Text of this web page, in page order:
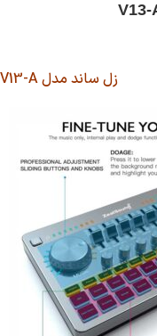
زل ساند مدل V13-A